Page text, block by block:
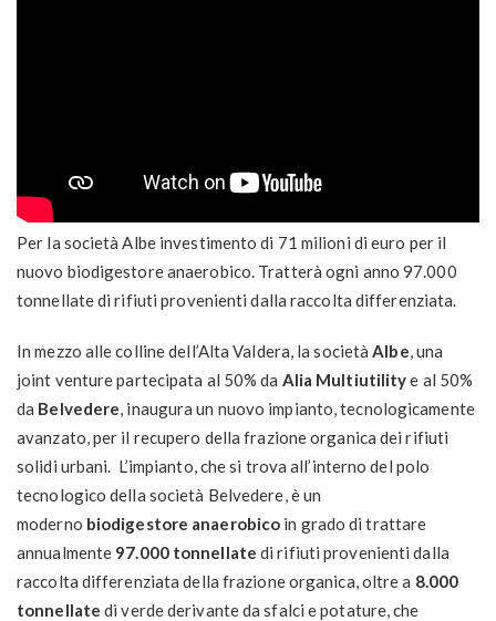
Per la società Albe investimento di 71 milioni di euro per il
nuovo biodigestore anaerobico. Tratterà ogni anno 97.000
tonnellate di rifiuti provenienti dalla raccolta differenziata.
In mezzo alle colline dell’Alta Valdera, la società Albe , una
joint venture partecipata al 50% da Alia Multiutilitye al 50%
da Belvedere , inaugura un nuovo impianto, tecnologicamente
avanzato, per il recupero della frazione organica dei rifiuti
solidi urbani. L’impianto, che si trova all’interno del polo
tecnologico della società Belvedere, è un
moderno biodigestore anaerobico in grado di trattare
annualmente 97.000 tonnellatedi rifiuti provenienti dalla
raccolta differenziata della frazione organica, oltre a 8.000
tonnellate di verde derivante da sfalci e potature, che